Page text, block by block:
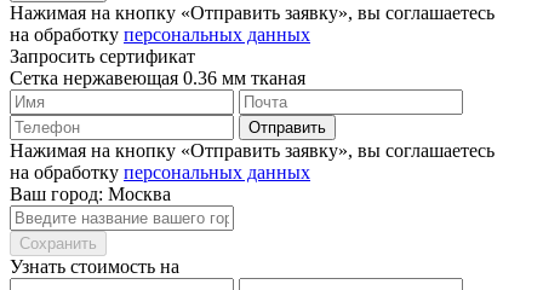
Нажимая на кнопку «Отправить заявку», вы соглашаетесь
на обработку персональных данных
Запросить сертификат
Сетка нержавеющая 0.36 мм тканая
Отправить
Нажимая на кнопку «Отправить заявку», вы соглашаетесь
на обработку персональных данных
Ваш город: Москва
Сохранить
Узнать стоимость на